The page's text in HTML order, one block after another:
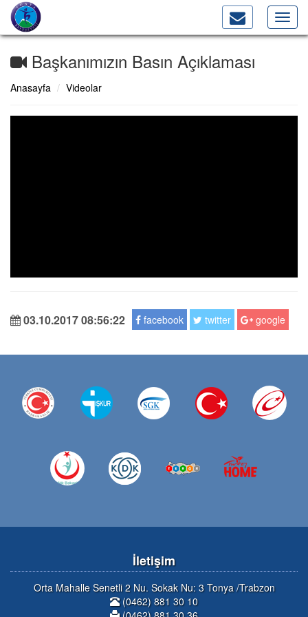
Başkanımızın Basın Açıklaması
Anasayfa Videolar
03.10.2017 08:56:22 facebook twitter google
İletişim
Orta Mahalle Senetli 2 Nu. Sokak Nu: 3 Tonya /Trabzon
(0462) 881 30 10